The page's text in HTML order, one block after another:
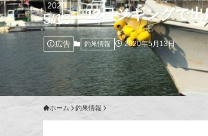
12日ジギングで出
2020
5/13
広告 釣果情報 2020年5月13日
ホーム 釣果情報